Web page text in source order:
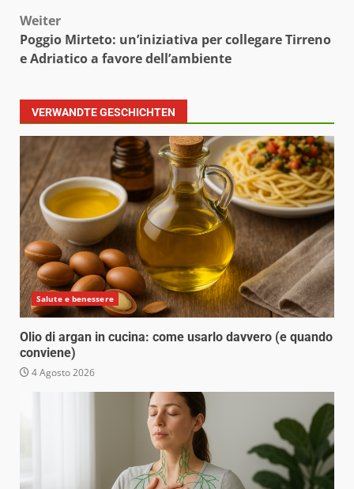
Weiter
Poggio Mirteto: un’iniziativa per collegare Tirreno
e Adriatico a favore dell’ambiente
VERWANDTE GESCHICHTEN
Salute e benessere
Olio di argan in cucina: come usarlo davvero (e quando
conviene)
4 Agosto 2026